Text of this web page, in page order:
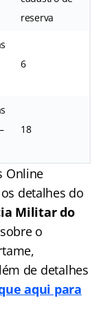
reserva
6
18
Online
detalhes do
Militar do
o
de detalhes
aqui para